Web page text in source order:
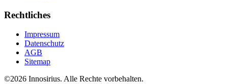
Rechtliches
Impressum
Datenschutz
AGB
Sitemap
©2026 Innosirius. Alle Rechte vorbehalten.